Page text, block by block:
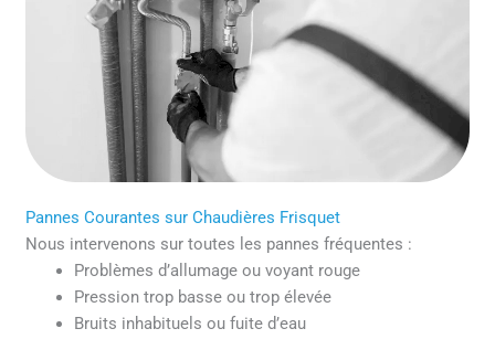
Pannes Courantes sur Chaudières Frisquet
Nous intervenons sur toutes les pannes fréquentes :
Problèmes d’allumage ou voyant rouge
Pression trop basse ou trop élevée
Bruits inhabituels ou fuite d’eau